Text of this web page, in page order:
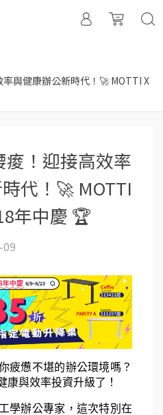
與健康辦公新時代！🚀 MOTTI X
痠！迎接高效率
代！🚀 MOTTI
年中慶 🏆
疲憊不堪的辦公環境嗎？
康與效率投資升級了！
學辦公專家，這次特別在